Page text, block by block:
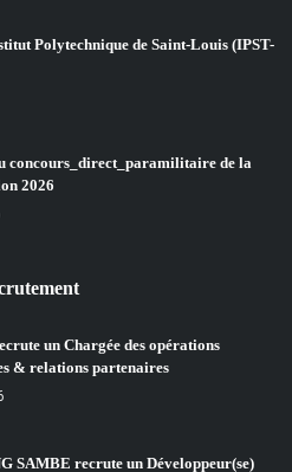
Polytechnique de Saint-Louis (IPST-
concours_direct_paramilitaire de la
2026
un Chargée des opérations
& relations partenaires
SAMBE recrute un Développeur(se)